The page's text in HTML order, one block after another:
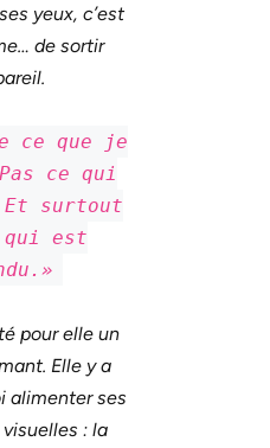
yeux, c’est
de sortir
ce que je
ce qui
surtout
qui est
pour elle un
Elle y a
alimenter ses
: la